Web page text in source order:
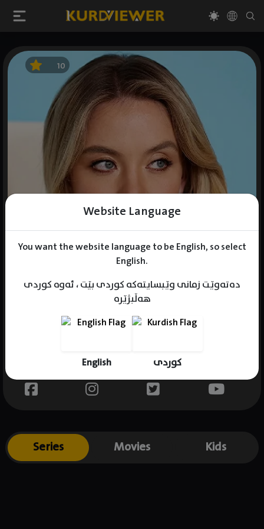
Website Language
You want the website language to be English, so select
English.
دەتەوێت زمانی وێبسایتەکە کوردی بێت ، ئەوە کوردی
هەڵبژێرە
English کوردی
10
Gender : female
Place of birth : USA
Series Movies Kids